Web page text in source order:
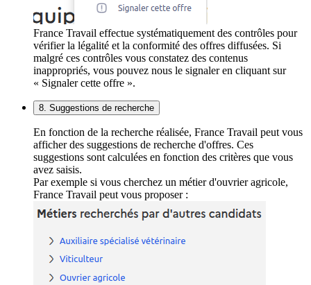
France Travail effectue systématiquement des contrôles pour
vérifier la légalité et la conformité des offres diffusées. Si
malgré ces contrôles vous constatez des contenus
inappropriés, vous pouvez nous le signaler en cliquant sur
« Signaler cette offre ».
8. Suggestions de recherche
En fonction de la recherche réalisée, France Travail peut vous
afficher des suggestions de recherche d'offres. Ces
suggestions sont calculées en fonction des critères que vous
avez saisis.
Par exemple si vous cherchez un métier d'ouvrier agricole,
France Travail peut vous proposer :